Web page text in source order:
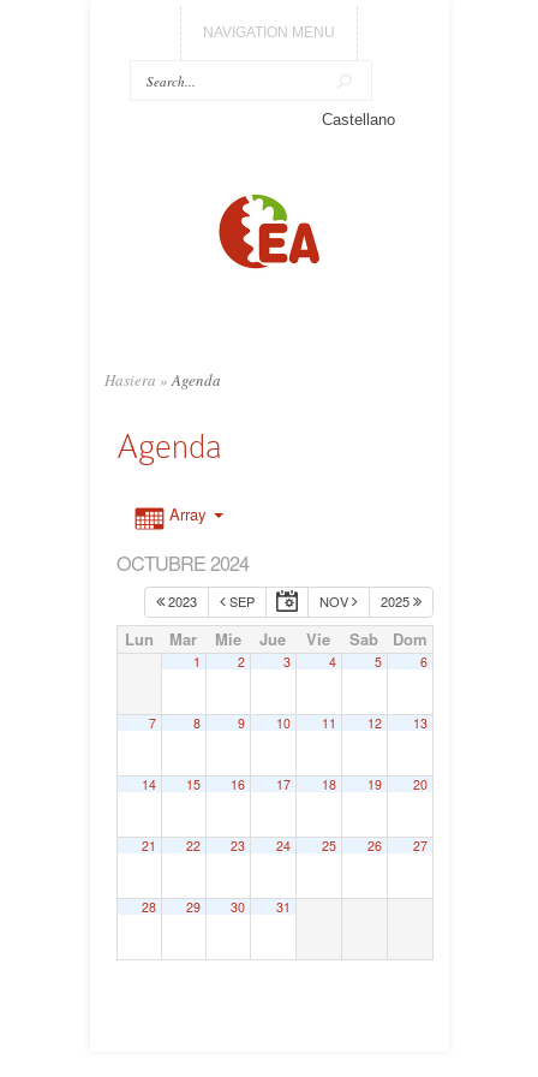
NAVIGATION MENU
Castellano
Hasiera » Agenda
Agenda
Array
OCTUBRE 2024
2023 SEP NOV 2025
Lun Mar Mie Jue Vie Sab Dom
1 2 3 4 5 6
7 8 9 10 11 12 13
14 15 16 17 18 19 20
21 22 23 24 25 26 27
28 29 30 31